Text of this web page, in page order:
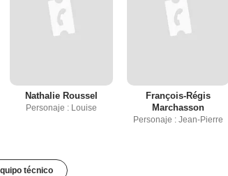
Nathalie Roussel
Personaje : Louise
François-Régis
Marchasson
Personaje : Jean-Pierre
técnico